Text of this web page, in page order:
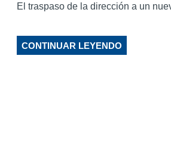
El traspaso de la dirección a un
CONTINUAR LEYENDO